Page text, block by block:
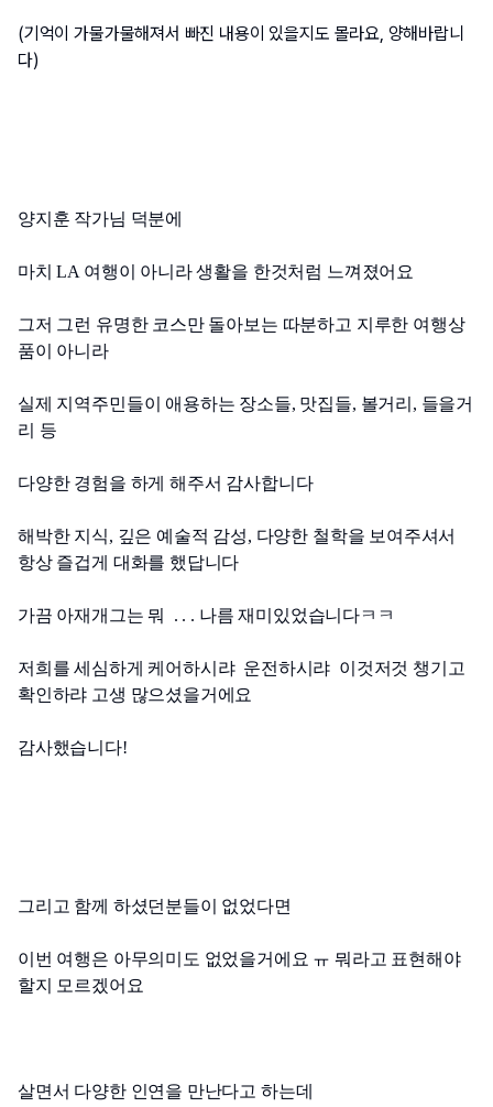
(기억이 가물가물해져서 빠진 내용이 있을지도 몰라요, 양해바랍니
다)
양지훈 작가님 덕분에
마치 LA 여행이 아니라 생활을 한것처럼 느껴졌어요
그저 그런 유명한 코스만 돌아보는 따분하고 지루한 여행상
품이 아니라
실제 지역주민들이 애용하는 장소들, 맛집들, 볼거리, 들을거
리 등
다양한 경험을 하게 해주서 감사합니다
해박한 지식, 깊은 예술적 감성, 다양한 철학을 보여주셔서
항상 즐겁게 대화를 했답니다
가끔 아재개그는 뭐  . . . 나름 재미있었습니다ㅋㅋ
저희를 세심하게 케어하시랴  운전하시랴  이것저것 챙기고
확인하랴 고생 많으셨을거에요
감사했습니다!
그리고 함께 하셨던분들이 없었다면
이번 여행은 아무의미도 없었을거에요 ㅠ 뭐라고 표현해야
할지 모르겠어요
살면서 다양한 인연을 만난다고 하는데